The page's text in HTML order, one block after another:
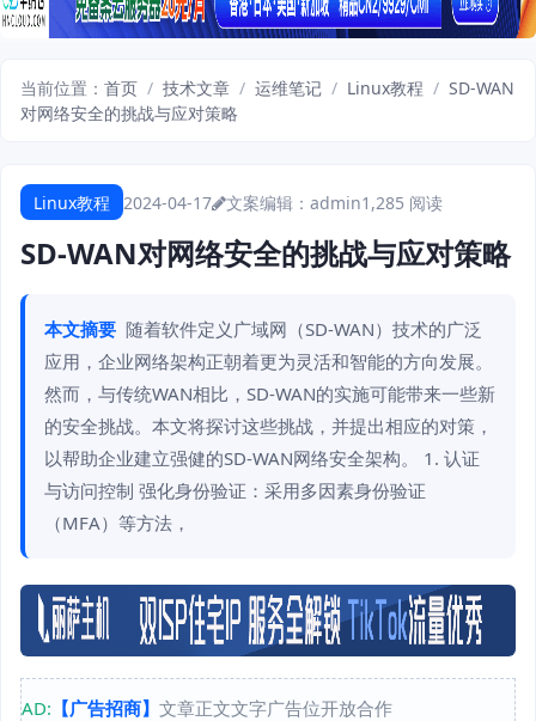
当前位置： 首页 / 技术文章 / 运维笔记 / Linux教程 / SD-WAN
对网络安全的挑战与应对策略
Linux教程 2024-04-17 文案编辑：admin1,285 阅读
SD-WAN对网络安全的挑战与应对策略
本文摘要 随着软件定义广域网（SD-WAN）技术的广泛
应用，企业网络架构正朝着更为灵活和智能的方向发展。
然而，与传统WAN相比，SD-WAN的实施可能带来一些新
的安全挑战。本文将探讨这些挑战，并提出相应的对策，
以帮助企业建立强健的SD-WAN网络安全架构。 1. 认证
与访问控制 强化身份验证：采用多因素身份验证
（MFA）等方法，
AD: 【广告招商】 文章正文文字广告位开放合作